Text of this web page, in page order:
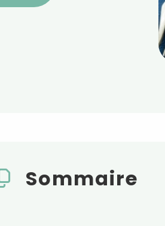
Sommaire